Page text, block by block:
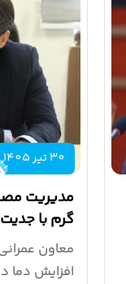
30 تیر 1405
مدیریت
گرم با
معاون
افزایش دما